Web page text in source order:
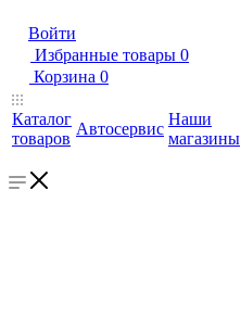
Войти
Избранные товары 0
Корзина 0
Каталог
товаров
Автосервис
Наши
магазины